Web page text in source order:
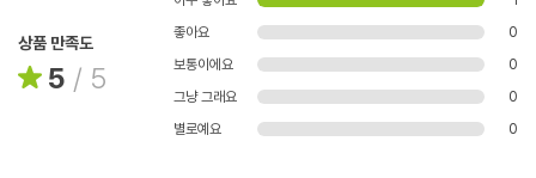
상품 만족도
5 / 5
좋아요
0
보통이에요
0
그냥 그래요
0
별로예요
0